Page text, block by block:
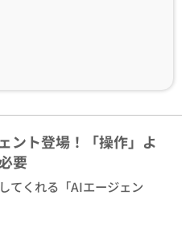
ト登場！「操作」よ
要
てくれる「AIエージェン